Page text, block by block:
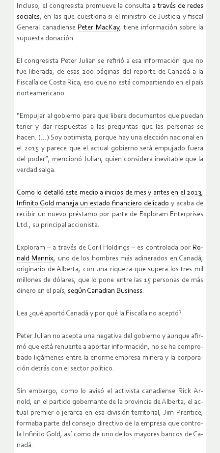
In­clu­so, el con­gre­sis­ta pro­mue­ve la con­sul­ta a tra­vés de redes
so­cia­les, en las que cues­tio­na si el mi­nis­tro de Jus­ti­cia y fis­cal
Ge­ne­ral ca­na­dien­se Peter Ma­cKay, tiene in­for­ma­ción sobre la
su­pues­ta do­na­ción.
El con­gre­sis­ta Peter Ju­lian se re­fi­rió a esa in­for­ma­ción que no
fue li­be­ra­da, de esas 200 pá­gi­nas del re­por­te de Ca­na­dá a la
Fis­ca­lía de Costa Rica, eso que no está com­par­tien­do en el país
nor­te­ame­ri­cano.
“Em­pu­jar al go­bierno para que li­be­re do­cu­men­tos que pue­dan
tener y dar res­pues­tas a las pre­gun­tas que las per­so­nas se
hacen. (…) Soy op­ti­mis­ta, por­que hay una elec­ción na­cio­nal en
el 2015 y pa­re­ce que el ac­tual go­bierno será em­pu­ja­do fuera
del poder”, men­cio­nó Ju­lian, quien con­si­de­ra inevi­ta­ble que la
ver­dad salga.
Como lo de­ta­lló este medio a inicios de mes y antes en el 2013,
In­fi­ni­to Gold ma­ne­ja un es­ta­do fi­nan­cie­ro de­li­ca­do y acaba de
re­ci­bir un nuevo prés­ta­mo por parte de Ex­plo­ram En­ter­pri­ses
Ltd., su prin­ci­pal ac­cio­nis­ta.
Ex­plo­ram – a tra­vés de Coril Hol­dings – es con­tro­la­da por Ro­
nald Man­nix, uno de los hom­bres más adi­ne­ra­dos en Ca­na­dá,
ori­gi­na­rio de Al­ber­ta, con una ri­que­za que su­pera los tres mil
mi­llo­nes de dó­la­res, que lo pone entre las 15 per­so­nas de más
di­ne­ro en el país, según Ca­na­dian Bu­si­ness.
Lea ¿qué apor­tó Ca­na­dá y por qué la Fis­ca­lía no acep­tó?
Peter Ju­lian no acep­ta una ne­ga­ti­va del go­bierno y aun­que afir­
mó que está re­nuen­te a apor­tar in­for­ma­ción, no se ha com­pro­
ba­do li­gá­me­nes entre la enor­me em­pre­sa mi­ne­ra y la cor­po­ra­
ción de­trás con el sec­tor po­lí­ti­co.
Sin em­bar­go, como lo avisó el ac­ti­vis­ta ca­na­dien­se Rick Ar­
nold, en el par­ti­do go­ber­nan­te de la pro­vin­cia de Al­ber­ta, el ac­
tual pre­mier o je­rar­ca en esa di­vi­sión te­rri­to­rial, Jim Pren­ti­ce,
for­ma­ba parte del con­se­jo di­rec­ti­vo de la em­pre­sa que con­tro­
la In­fi­ni­to Gold, así como de uno de los ma­yo­res ban­cos de Ca­
na­dá.